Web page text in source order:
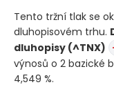
Tento tržní tlak se
dluhopisovém trhu.
dluhopisy (^TNX)
výnosů o 2 bazické
4,549 %.